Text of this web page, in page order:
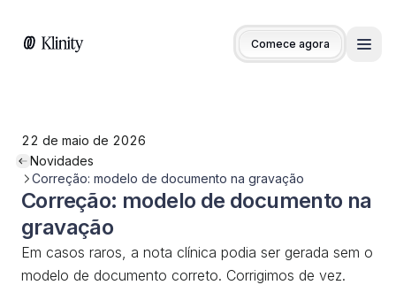
Comece agora
22 de maio de 2026
Novidades
Correção: modelo de documento na gravação
Correção: modelo de documento na
gravação
Em casos raros, a nota clínica podia ser gerada sem o
modelo de documento correto. Corrigimos de vez.